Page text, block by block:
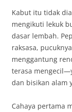
Kabut itu tidak
mengikuti lekuk
dasar lembah.
raksasa,
menggantung
terasa
dan bisikan alam
Cahaya pertama